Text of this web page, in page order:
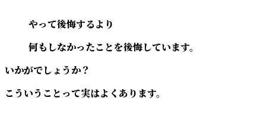
やって後悔するより
何もしなかったことを後悔しています。
いかがでしょうか？
こういうことって実はよくあります。